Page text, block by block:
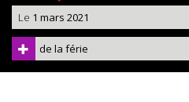
Le 1 mars 2021
de la férie